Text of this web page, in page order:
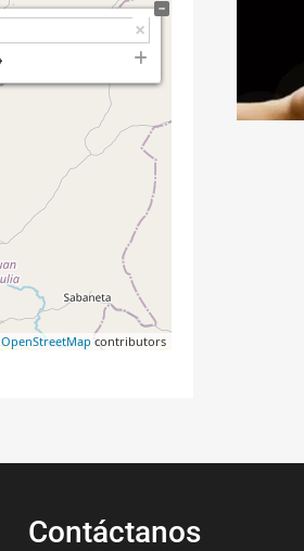
OpenStreetMap contributors
Contáctanos